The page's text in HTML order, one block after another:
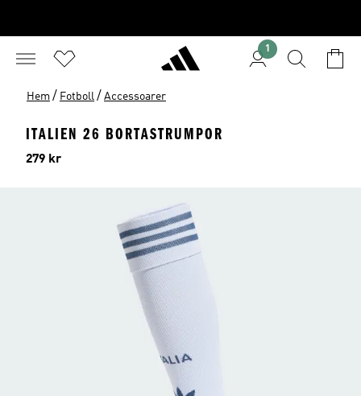
1
Hem / Fotboll / Accessoarer
ITALIEN 26 BORTASTRUMPOR
Pris
279 kr